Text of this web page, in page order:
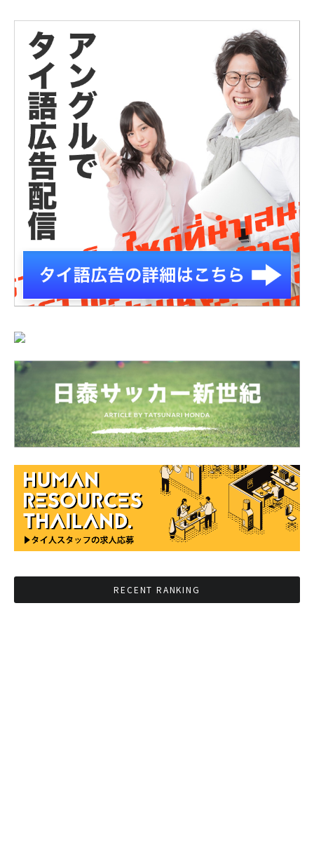
RECENT RANKING